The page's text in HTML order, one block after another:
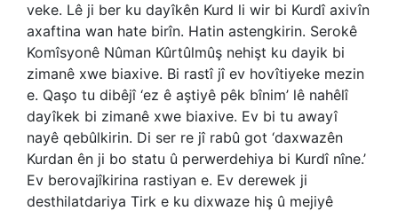
veke. Lê ji ber ku dayîkên Kurd li wir bi Kurdî axivîn
axaftina wan hate birîn. Hatin astengkirin. Serokê
Komîsyonê Nûman Kûrtûlmûş nehişt ku dayik bi
zimanê xwe biaxive. Bi rastî jî ev hovîtiyeke mezin
e. Qaşo tu dibêjî ‘ez ê aştiyê pêk bînim’ lê nahêlî
dayîkek bi zimanê xwe biaxive. Ev bi tu awayî
nayê qebûlkirin. Di ser re jî rabû got ‘daxwazên
Kurdan ên ji bo statu û perwerdehiya bi Kurdî nîne.’
Ev berovajîkirina rastiyan e. Ev derewek ji
desthilatdariya Tirk e ku dixwaze hiş û mejiyê